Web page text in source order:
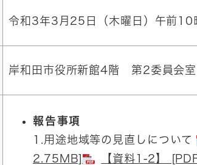
令和3年3月25日（木曜日）午前
岸和田市役所新館4階 第2委員会室
報告事項
1.用途地域等の見直しについて
2.75MB]
【資料1-2】